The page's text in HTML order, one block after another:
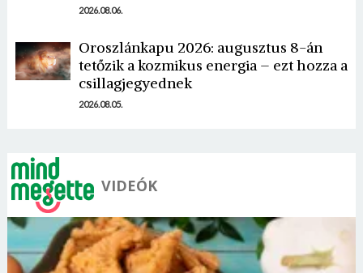
2026.08.06.
Oroszlánkapu 2026: augusztus 8-án
tetőzik a kozmikus energia – ezt hozza a
csillagjegyednek
2026.08.05.
VIDEÓK
Mégse